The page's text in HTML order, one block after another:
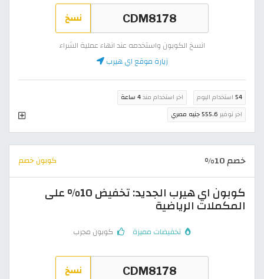
نسخ
انسخ الكوبون واستخدمه عند انهاء عملية الشراء
زيارة موقع اي هيرب
54 استخدام اليوم اخر استخدام منذ4 ساعة
اخر توفير 555.6 جنيه مصري
خصم 10% كوبون خصم
كوبون اي هيرب الجديد: تخفيض 10% على
المكملات الرياضية
تخفيضات مميزة كوبون مجرب
نسخ